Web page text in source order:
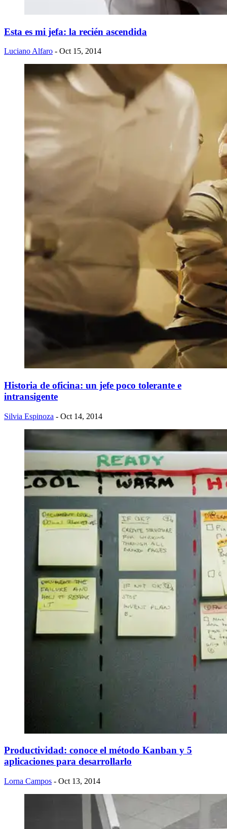
Esta es mi jefa: la recién ascendida
Luciano Alfaro - Oct 15, 2014
Historia de oficina: un jefe poco tolerante e
intransigente
Silvia Espinoza - Oct 14, 2014
Productividad: conoce el método Kanban y 5
aplicaciones para desarrollarlo
Lorna Campos - Oct 13, 2014